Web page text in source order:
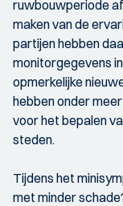
ruwbouwperiode
maken van de
partijen hebben
monitorgegevens
opmerkelijke
hebben onder
voor het bepalen
steden.
Tijdens het
met minder